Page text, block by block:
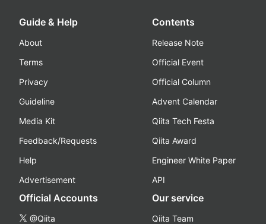
Guide & Help
About
Terms
Privacy
Guideline
Media Kit
Feedback/Requests
Help
Advertisement
Contents
Release Note
Official Event
Official Column
Advent Calendar
Qiita Tech Festa
Qiita Award
Engineer White Paper
API
Official Accounts
@Qiita
Our service
Qiita Team